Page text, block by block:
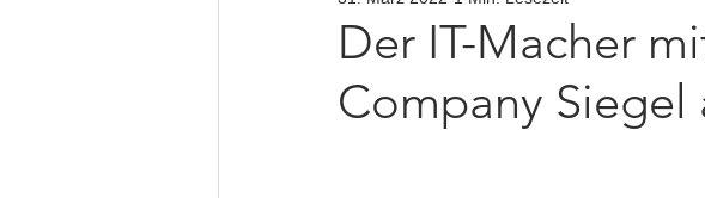
Der IT-Macher
Company Siegel